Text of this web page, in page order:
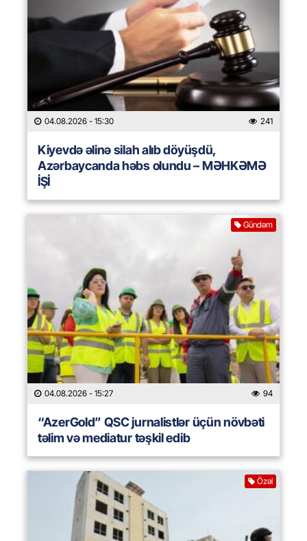
04.08.2026 - 15:30 241
Kiyevdə əlinə silah alıb döyüşdü,
Azərbaycanda həbs olundu – MƏHKƏMƏ
İŞİ
Gündəm
04.08.2026 - 15:27 94
“AzerGold” QSC jurnalistlər üçün növbəti
təlim və mediatur təşkil edib
Özəl